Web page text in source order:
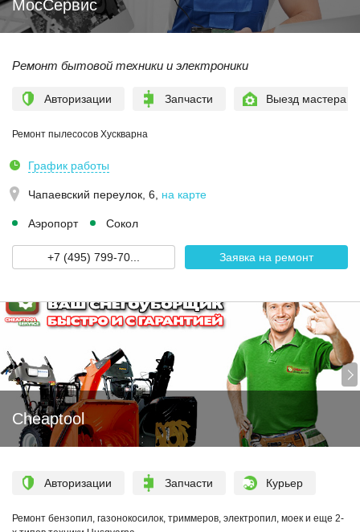
МосСервис
Ремонт бытовой техники и электроники
Авторизации Запчасти Выезд мастера
Ремонт пылесосов Хускварна
График работы
Чапаевский переулок, 6 на карте
Аэропорт Сокол
+7 (495) 799-70... Заявка на ремонт
Cheaptool
Авторизации Запчасти Курьер
Ремонт бензопил, газонокосилок, триммеров, электропил, моек и еще 2-